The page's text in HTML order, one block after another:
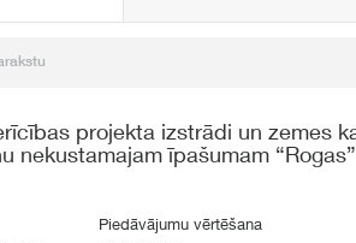
projekta izstrādi un zemes
nekustamajam īpašumam
Piedāvājumu vērtēšana